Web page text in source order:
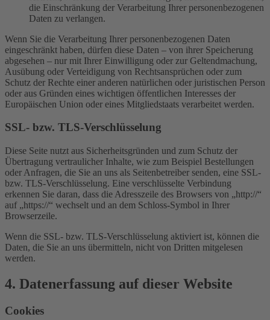
die Einschränkung der Verarbeitung Ihrer personenbezogenen
Daten zu verlangen.
Wenn Sie die Verarbeitung Ihrer personenbezogenen Daten
eingeschränkt haben, dürfen diese Daten – von ihrer Speicherung
abgesehen – nur mit Ihrer Einwilligung oder zur Geltendmachung,
Ausübung oder Verteidigung von Rechtsansprüchen oder zum
Schutz der Rechte einer anderen natürlichen oder juristischen Person
oder aus Gründen eines wichtigen öffentlichen Interesses der
Europäischen Union oder eines Mitgliedstaats verarbeitet werden.
SSL- bzw. TLS-Verschlüsselung
Diese Seite nutzt aus Sicherheitsgründen und zum Schutz der
Übertragung vertraulicher Inhalte, wie zum Beispiel Bestellungen
oder Anfragen, die Sie an uns als Seitenbetreiber senden, eine SSL-
bzw. TLS-Verschlüsselung. Eine verschlüsselte Verbindung
erkennen Sie daran, dass die Adresszeile des Browsers von „http://“
auf „https://“ wechselt und an dem Schloss-Symbol in Ihrer
Browserzeile.
Wenn die SSL- bzw. TLS-Verschlüsselung aktiviert ist, können die
Daten, die Sie an uns übermitteln, nicht von Dritten mitgelesen
werden.
4. Datenerfassung auf dieser Website
Cookies